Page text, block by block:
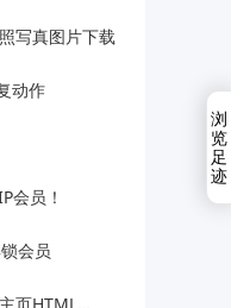
写真图片下载
动作
会员！
会员
浏
览
足
迹